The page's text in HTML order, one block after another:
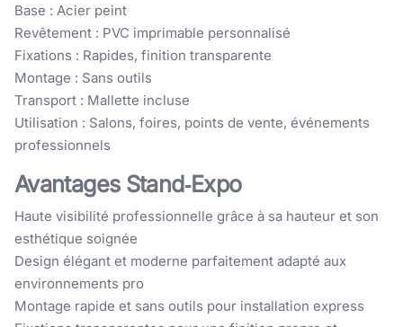
Base : Acier peint
Revêtement : PVC imprimable personnalisé
Fixations : Rapides, finition transparente
Montage : Sans outils
Transport : Mallette incluse
Utilisation : Salons, foires, points de vente, événements
professionnels
Avantages Stand‑Expo
Haute visibilité professionnelle grâce à sa hauteur et son
esthétique soignée
Design élégant et moderne parfaitement adapté aux
environnements pro
Montage rapide et sans outils pour installation express